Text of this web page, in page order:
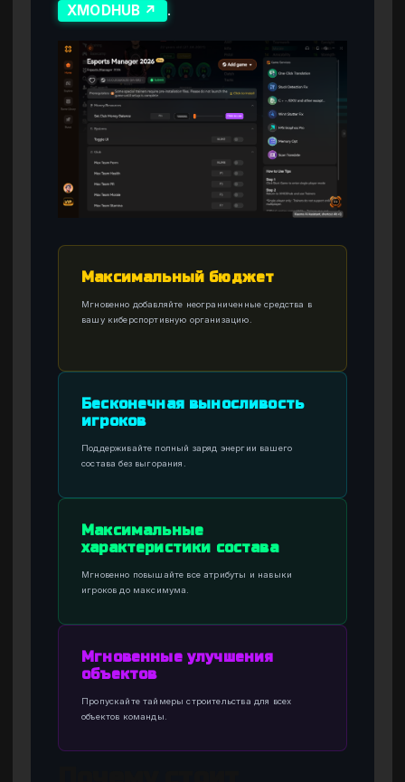
XMODHUB ↗ .
Максимальный бюджет
Мгновенно добавляйте неограниченные средства в
вашу киберспортивную организацию.
Бесконечная выносливость
игроков
Поддерживайте полный заряд энергии вашего
состава без выгорания.
Максимальные
характеристики состава
Мгновенно повышайте все атрибуты и навыки
игроков до максимума.
Мгновенные улучшения
объектов
Пропускайте таймеры строительства для всех
объектов команды.